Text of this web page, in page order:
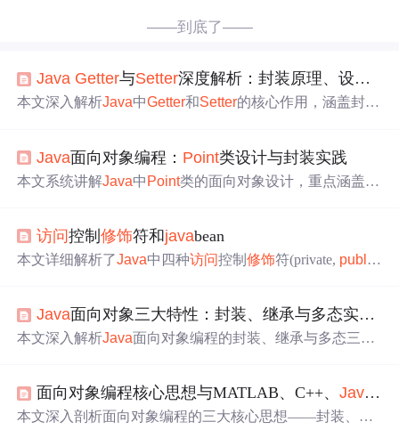
——到底了——
Java Getter与Setter深度解析：封装原理、设计模式与现代实践
本文深入解析Java中Getter和Setter的核心作用，涵盖封装
比Lombok与Record等现代替代方案；阐述其在JavaBean规
范、序列化框架（Jackson/Hibernate）、依赖注入（Sprin
Java面向对象编程： Point类设计与封装实践
本文系统讲解Java中 Point类的面向对象设计，重点涵盖私
配）的应用。内容深入探讨访问控制、设计模式（建造
者、享元）、性能优化、单元测试、DDD值对象建模及跨
访问控制修饰符和javabean
本文详细解析了Java中四种访问控制修饰符(private, public,
范，包括POJO和EJB的概念，以及它们在实际开发中的应
用。
Java面向对象三大特性：封装、继承与多态实战解析
本文深入解析Java面向对象编程的封装、继承与多态三大
式）、常见误区（封装过度、继承滥用、虚调用开销）及J
VM优化要点（final方法内联、默认方法演进）。结合电商
面向对象编程核心思想与MATLAB、C++、Java 、
本文深入剖析面向对象编程的三大核心思想——封装、继